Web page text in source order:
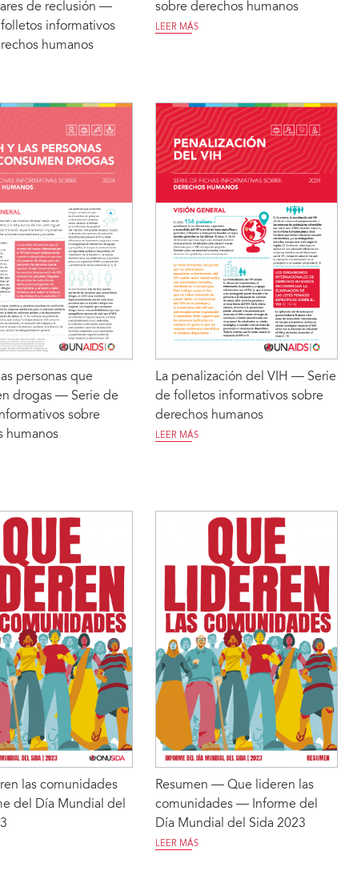
de reclusión —
informativos
humanos
sobre derechos humanos
LEER MÁS
personas que
drogas — Serie de
sobre
humanos
La penalización del VIH — Serie
de folletos informativos sobre
derechos humanos
LEER MÁS
las comunidades
del Día Mundial del
Resumen — Que lideren las
comunidades — Informe del
Día Mundial del Sida 2023
LEER MÁS